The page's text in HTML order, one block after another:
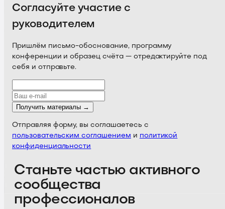
Согласуйте участие с
руководителем
Пришлём письмо-обоснование, программу
конференции и образец счёта — отредактируйте под
себя и отправьте.
Получить материалы →
Отправляя форму, вы соглашаетесь с
пользовательским соглашением и политикой
конфиденциальности
Станьте частью активного
сообщества
профессионалов